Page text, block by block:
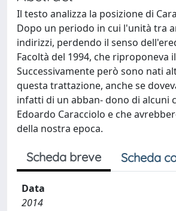
Il testo analizza la posizione di
Dopo un periodo in cui l'unità tra
indirizzi, perdendo il senso
Facoltà del 1994, che
Successivamente però sono nati
questa trattazione, anche se
infatti di un abban- dono di alcuni
Edoardo Caracciolo e che
della nostra epoca.
Scheda breve Scheda
Data
2014